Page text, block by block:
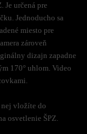
Je určená pre
Jednoducho sa
miesto pre
zároveň
dizajn zapadne
170° uhlom. Video
nej vložíte do
osvetlenie ŠPZ.